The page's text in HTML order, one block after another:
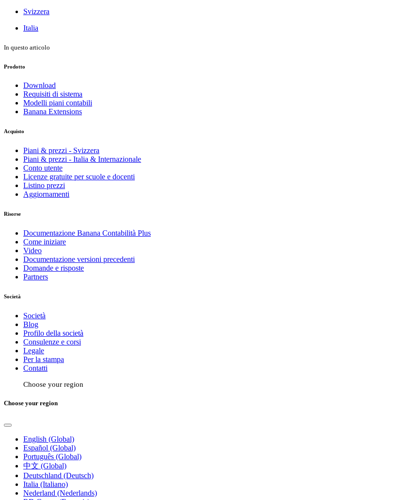
Svizzera
Italia
In questo articolo
Prodotto
Download
Requisiti di sistema
Modelli piani contabili
Banana Extensions
Acquisto
Piani & prezzi - Svizzera
Piani & prezzi - Italia & Internazionale
Conto utente
Licenze gratuite per scuole e docenti
Listino prezzi
Aggiornamenti
Risorse
Documentazione Banana Contabilità Plus
Come iniziare
Video
Documentazione versioni precedenti
Domande e risposte
Partners
Società
Società
Blog
Profilo della società
Consulenze e corsi
Legale
Per la stampa
Contatti
Choose your region
Choose your region
English (Global)
Español (Global)
Português (Global)
中文 (Global)
Deutschland (Deutsch)
Italia (Italiano)
Nederland (Nederlands)